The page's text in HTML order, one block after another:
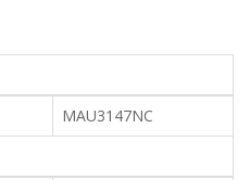
MAU3147NC